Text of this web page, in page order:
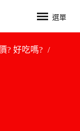
選單
? 好吃嗎?